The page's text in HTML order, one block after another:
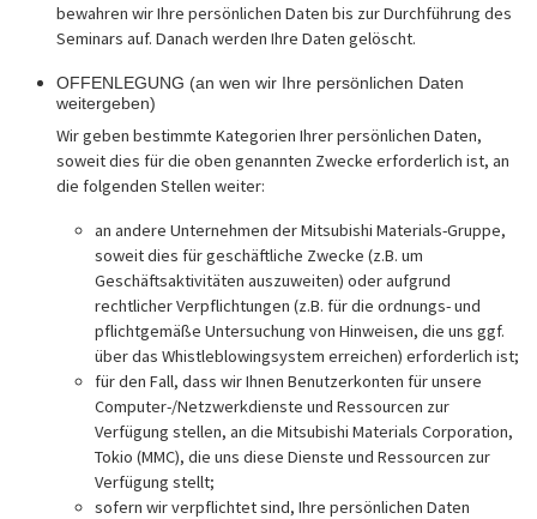
bewahren wir Ihre persönlichen Daten bis zur Durchführung des
Seminars auf. Danach werden Ihre Daten gelöscht.
OFFENLEGUNG (an wen wir Ihre persönlichen Daten
weitergeben)
Wir geben bestimmte Kategorien Ihrer persönlichen Daten,
soweit dies für die oben genannten Zwecke erforderlich ist, an
die folgenden Stellen weiter:
an andere Unternehmen der Mitsubishi Materials-Gruppe,
soweit dies für geschäftliche Zwecke (z.B. um
Geschäftsaktivitäten auszuweiten) oder aufgrund
rechtlicher Verpflichtungen (z.B. für die ordnungs- und
pflichtgemäße Untersuchung von Hinweisen, die uns ggf.
über das Whistleblowingsystem erreichen) erforderlich ist;
für den Fall, dass wir Ihnen Benutzerkonten für unsere
Computer-/Netzwerkdienste und Ressourcen zur
Verfügung stellen, an die Mitsubishi Materials Corporation,
Tokio (MMC), die uns diese Dienste und Ressourcen zur
Verfügung stellt;
sofern wir verpflichtet sind, Ihre persönlichen Daten